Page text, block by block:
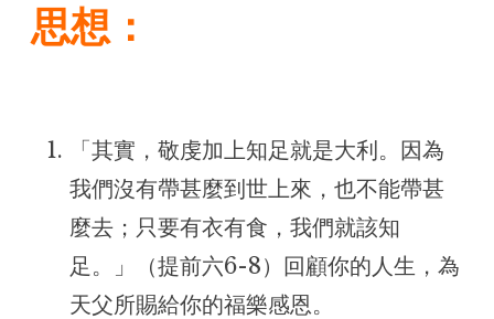
思想：
「其實，敬虔加上知足就是大利。因為
我們沒有帶甚麼到世上來，也不能帶甚
麼去；只要有衣有食，我們就該知
足。」（提前六6-8）回顧你的人生，為
天父所賜給你的福樂感恩。